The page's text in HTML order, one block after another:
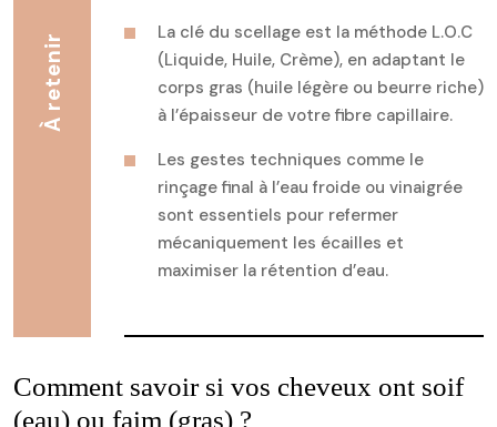
À retenir
La clé du scellage est la méthode L.O.C
(Liquide, Huile, Crème), en adaptant le
corps gras (huile légère ou beurre riche)
à l’épaisseur de votre fibre capillaire.
Les gestes techniques comme le
rinçage final à l’eau froide ou vinaigrée
sont essentiels pour refermer
mécaniquement les écailles et
maximiser la rétention d’eau.
Comment savoir si vos cheveux ont soif
(eau) ou faim (gras) ?